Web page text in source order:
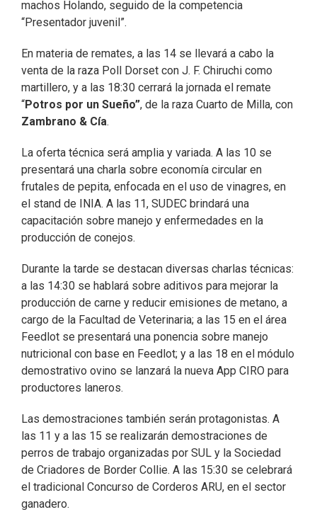
machos Holando, seguido de la competencia
“Presentador juvenil”.
En materia de remates, a las 14 se llevará a cabo la
venta de la raza Poll Dorset con J. F. Chiruchi como
martillero, y a las 18:30 cerrará la jornada el remate
“Potros por un Sueño”, de la raza Cuarto de Milla, con
Zambrano & Cía.
La oferta técnica será amplia y variada. A las 10 se
presentará una charla sobre economía circular en
frutales de pepita, enfocada en el uso de vinagres, en
el stand de INIA. A las 11, SUDEC brindará una
capacitación sobre manejo y enfermedades en la
producción de conejos.
Durante la tarde se destacan diversas charlas técnicas:
a las 14:30 se hablará sobre aditivos para mejorar la
producción de carne y reducir emisiones de metano, a
cargo de la Facultad de Veterinaria; a las 15 en el área
Feedlot se presentará una ponencia sobre manejo
nutricional con base en Feedlot; y a las 18 en el módulo
demostrativo ovino se lanzará la nueva App CIRO para
productores laneros.
Las demostraciones también serán protagonistas. A
las 11 y a las 15 se realizarán demostraciones de
perros de trabajo organizadas por SUL y la Sociedad
de Criadores de Border Collie. A las 15:30 se celebrará
el tradicional Concurso de Corderos ARU, en el sector
ganadero.